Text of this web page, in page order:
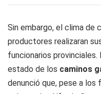
Sin embargo, el clima de
productores realizaran
funcionarios
estado de los caminos
denunció que, pese a los